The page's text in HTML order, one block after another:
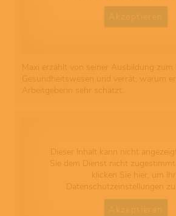
Akzeptieren
Maxi erzählt von seiner Ausbildung zum
Gesundheitswesen und verrät, warum er
Arbeitgeberin sehr schätzt.
Dieser Inhalt kann nicht
Sie dem Dienst nicht zugestimmt
klicken Sie hier, um
Datenschutzeinstellungen zu
Akzeptieren